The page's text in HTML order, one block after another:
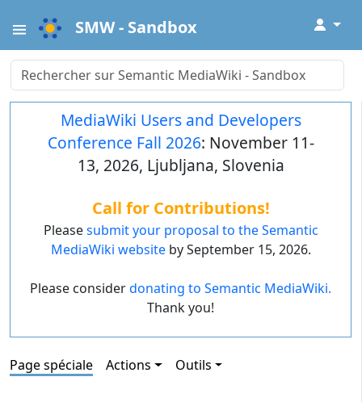
SMW - Sandbox ↓
MediaWiki Users and Developers
Conference Fall 2026: November 11-
13, 2026, Ljubljana, Slovenia
Call for Contributions!
Pleasesubmit your proposal to the Semantic
MediaWiki websiteby September 15, 2026.
Please considerdonating to Semantic MediaWiki.
Thank you!
Page spéciale Actions Outils